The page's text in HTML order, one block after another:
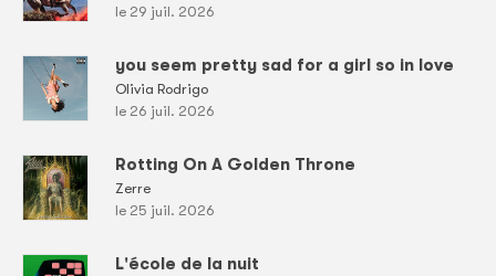
le 29 juil. 2026
you seem pretty sad for a girl so in love
Olivia Rodrigo
le 26 juil. 2026
Rotting On A Golden Throne
Zerre
le 25 juil. 2026
L'école de la nuit